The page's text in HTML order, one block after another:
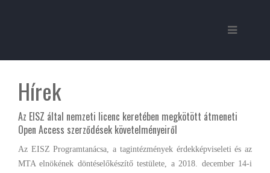
Hírek
Az EISZ által nemzeti licenc keretében megkötött átmeneti
Open Access szerződések követelményeiről
Az EISZ Programtanácsa, a tagintézmények érdekképviseleti és az
MTA elnökének döntéselőkészítő testülete, a 2018. december 14-i